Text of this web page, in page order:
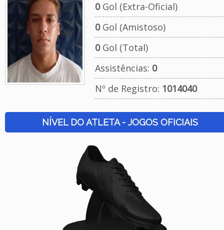
0Gol (Extra-Oficial)
0Gol (Amistoso)
0Gol (Total)
Assistências: 0
Nº de Registro: 1014040
NÍVEL DO ATLETA - JOGOS OFICIAIS